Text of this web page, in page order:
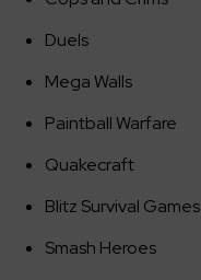
Duels
Mega Walls
Paintball Warfare
Quakecraft
Blitz Survival Games
Smash Heroes